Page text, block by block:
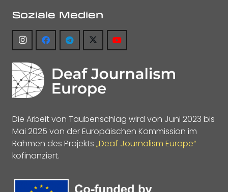
Soziale Medien
Die Arbeit von Taubenschlag wird von Juni 2023 bis
Mai 2025 von der Europäischen Kommission im
Rahmen des Projekts „Deaf Journalism Europe“
kofinanziert.